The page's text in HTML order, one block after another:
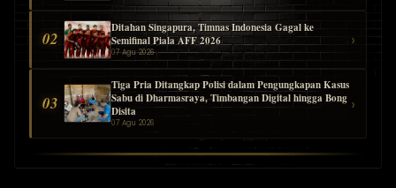
02
Ditahan Singapura, Timnas Indonesia Gagal ke
Semifinal Piala AFF 2026
07 Agu 2026
›
03
Tiga Pria Ditangkap Polisi dalam Pengungkapan Kasus
Sabu di Dharmasraya, Timbangan Digital hingga Bong
Disita
07 Agu 2026
›